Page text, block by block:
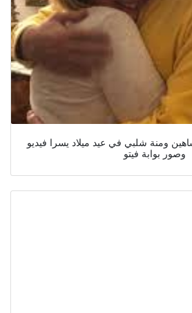
ومنة شلبي في عيد ميلاد يسرا فيديو
وصور بوابة فيتو